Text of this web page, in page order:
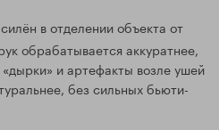
в отделении объекта от
обрабатывается аккуратнее,
и артефакты возле ушей
без сильных бьюти-